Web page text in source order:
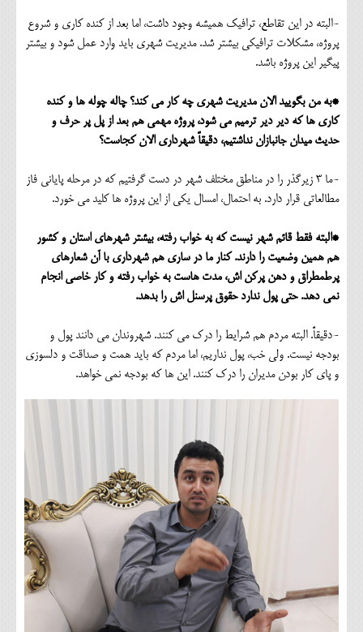
-البته در این تقاطع، ترافیک همیشه وجود داشت، اما بعد از کنده کاری و شروع
پروژه، مشکلات ترافیکی بیشتر شد. مدیریت شهری باید وارد عمل شود و بیشتر
پیگیر این پروژه باشد.
*به من بگویید الان مدیریت شهری چه کار می کند؟ چاله چوله ها و کنده
کاری ها که دیر دیر ترمیم می شود، پروژه مهمی هم بعد از پل پر حرف و
حدیث میدان جانبازان نداشتیم، دقیقاً شهرداری الان کجاست؟
-ما 3 زیرگذر را در مناطق مختلف شهر در دست گرفتیم که در مرحله پایانی فاز
مطالعاتی قرار دارد. به احتمال، امسال یکی از این پروژه ها کلید می خورد.
*البته فقط قائم شهر نیست که به خواب رفته، بیشتر شهرهای استان و کشور
هم همین وضعیت را دارند. کنار ما در ساری هم شهرداری با آن شعارهای
پرطمطراق و دهن پرکن اش، مدت هاست به خواب رفته و کار خاصی انجام
نمی دهد. حتی پول ندارد حقوق پرسنل اش را بدهد.
-دقیقاً. البته مردم هم شرایط را درک می کنند. شهروندان می دانند پول و
بودجه نیست. ولی خب، پول نداریم، اما مردم که باید همت و صداقت و دلسوزی
و پای کار بودن مدیران را درک کنند. این ها که بودجه نمی خواهد.